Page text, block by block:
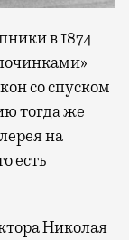
в 1874
со спуском
тогда же
на
есть
Николая